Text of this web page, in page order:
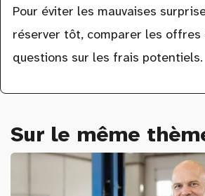
Pour éviter les mauvaises
réserver tôt, comparer les offres
questions sur les frais potentiels.
Sur le même